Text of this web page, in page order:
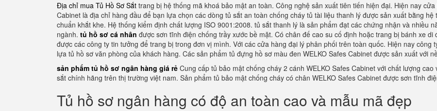
Địa chỉ mua Tủ Hồ Sơ Sắt trang bị hệ thống mã khoá bảo mật an toàn. Công nghệ sản xuất tiên tiến hiện đại. Hiện nay
Cabinet là địa chỉ hàng đầu để bạn lựa chọn các dòng tủ sắt an toàn chống cháy tủ tài liệu thanh lý được sản xuất bằng
chuẩn khắt khe. Hệ thống kiểm định chất lượng ISO 9001:2008. tủ sắt thanh lý là sản phẩm đạt các chứng nhận và nhiều
ngành. tủ hồ sơ cá nhân được sơn tĩnh điện chống trầy xước bề mặt. Có chân đế cao su cố định hoặc trang bị bánh xe
được các công ty tin tưởng để trang bị trong đơn vị mình. Với các cửa hàng đại lý phân phối trên toàn quốc. Hiện nay công
lựa tủ hồ sơ văn phòng của khách hàng. Các sản phẩm tủ đựng hồ sơ màu đen WELKO Safes Cabinet được sản xuất với
sản phẩm tủ hồ sơ ngân hàng giá rẻ Cung cấp tủ bảo mật chống cháy 2 cánh WELKO Safes Cabinet với chất lượng
sắt chính hãng trên thị trường việt nam. Sản phẩm tủ bảo mật chống cháy có chân WELKO Safes Cabinet được sơn tĩnh
Tủ hồ sơ ngân hàng có độ an toàn cao và mẫu mã đẹp